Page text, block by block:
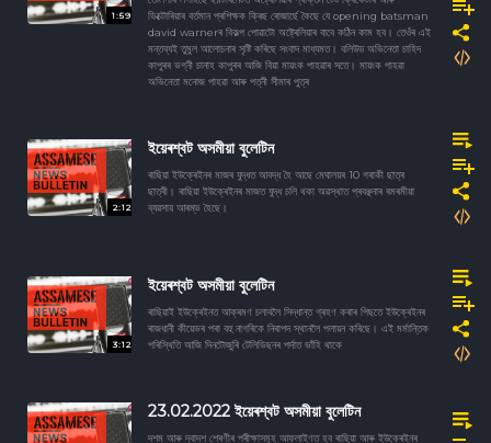
1:59
ভিক্টোৰিয়াৰ বৰ্তমান প্ৰশিক্ষক ক্ৰিছ ৰোজাৰ্ছে কৈছে যে opening batsman
david warnerৰ বিকল্প পোৱাটো অষ্ট্ৰেলিয়াৰ বাবে কঠিন কাম হব। তেওঁৰ এই
মন্তব্যই তুমুল আলোচনাৰ সৃষ্টি কৰিছে সংবাদ মাধ্যমত। বলিউড অভিনেতা চাহিদ
কাপুৰৰ ভগ্নী চানাহ কাপুৰৰ আজি বিয়া মায়ংক পাহৱাৰ সতে। মায়ংক পাহৱা
অভিনেতা মনোজ পাহৱা আৰু পত্নী সীমাৰ পুত্ৰ
2:12
ইয়েৰশ্বট অসমীয়া বুলেটিন
ৰাছিয়া ইউক্ৰেইনৰ মাজৰ যুদ্ধত আবদ্ধ হৈ আছে মেঘালয়ৰ 10 গৰাকী ছাত্ৰ
ছাত্ৰী। ৰাছিয়া ইউক্ৰেইনৰ মাজত যুদ্ধ চলি থকা অৱস্থাত প্ৰবঞ্ছনাৰ ৰমৰমীয়া
ব্যৱসায় আৰম্ভ হৈছে।
3:12
ইয়েৰশ্বট অসমীয়া বুলেটিন
ৰাছিয়াই ইউক্ৰেইনত আক্ৰমণ চলাবলৈ সিদ্ধান্ত গ্ৰহণ কৰাৰ পিছতে ইউক্ৰেইনৰ
ৰাজধানী কীয়েভৰ পৰা বহু নাগৰিকে নিৰাপদ স্থানলৈ পলায়ন কৰিছে। এই মৰ্মান্তিক
পৰিস্থিতি আজি দিনটোজুৰি টেলিভিছনৰ পৰ্দাত ভাঁহি থাকে
23.02.2022 ইয়েৰশ্বট অসমীয়া বুলেটিন
দশম আৰু দ্বাদশ শ্ৰেণীৰ পৰীক্ষাসমূহ আফলাইণত হব ৰাছিয়া আৰু ইউক্ৰেইনৰ